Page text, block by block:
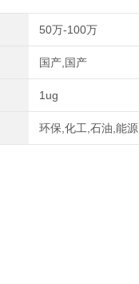
50万-100万
国产,国产
1ug
环保,化工,石油,能源